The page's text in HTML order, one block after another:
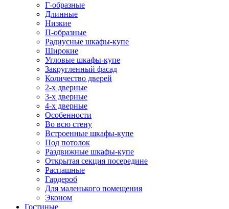
Г-образные
Длинные
Низкие
П-образные
Радиусные шкафы-купе
Широкие
Угловые шкафы-купе
Закругленный фасад
Количество дверей
2-х дверные
3-х дверные
4-х дверные
Особенности
Во всю стену
Встроенные шкафы-купе
Под потолок
Раздвижные шкафы-купе
Открытая секция посередине
Распашные
Гардероб
Для маленького помещения
Эконом
Гостиные